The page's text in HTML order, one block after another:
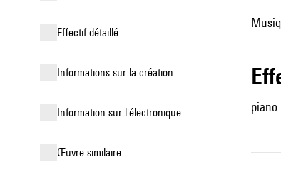
effectif détaillé
informations sur la création
Information sur l'électronique
œuvre similaire
piano